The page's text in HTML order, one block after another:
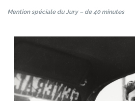
Mention spéciale du Jury – de 40 minutes